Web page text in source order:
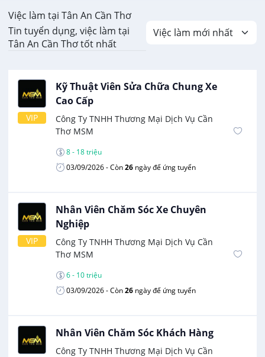
Việc làm tại Tân An Cần Thơ
Tin tuyển dụng, việc làm tại
Tân An Cần Thơ tốt nhất
VIP
Kỹ Thuật Viên Sửa Chữa Chung Xe
Cao Cấp
Công Ty TNHH Thương Mại Dịch Vụ Cần
Thơ MSM
8 - 18 triệu
03/09/2026- Còn26 ngày để ứng tuyển
VIP
Nhân Viên Chăm Sóc Xe Chuyên
Nghiệp
Công Ty TNHH Thương Mại Dịch Vụ Cần
Thơ MSM
6 - 10 triệu
03/09/2026- Còn26 ngày để ứng tuyển
Nhân Viên Chăm Sóc Khách Hàng
Công Ty TNHH Thương Mại Dịch Vụ Cần